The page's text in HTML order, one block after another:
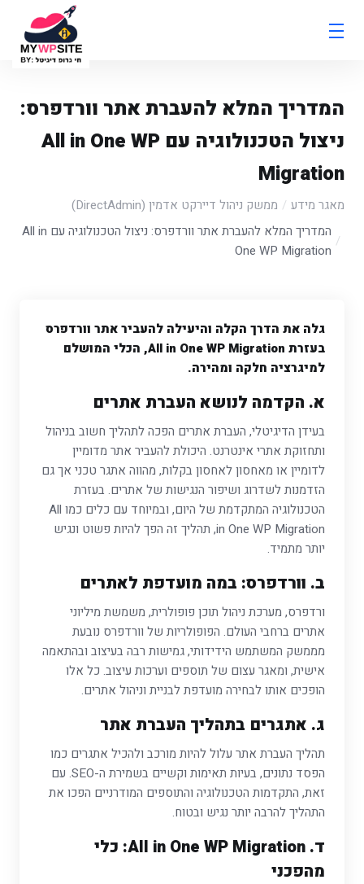
המדריך המלא להעברת אתר וורדפרס:
ניצול הטכנולוגיה עם All in One WP
Migration
מאגר מידע
ממשק ניהול דיירקט אדמין (DirectAdmin)
המדריך המלא להעברת אתר וורדפרס: ניצול הטכנולוגיה עם All in
One WP Migration
גלה את הדרך הקלה והיעילה להעביר אתר וורדפרס
בעזרת All in One WP Migration, הכלי המושלם
למיגרציה חלקה ומהירה.
א. הקדמה לנושא העברת אתרים
בעידן הדיגיטלי, העברת אתרים הפכה לתהליך חשוב בניהול
ותחזוקת אתרי אינטרנט. היכולת להעביר אתר מדומיין
לדומיין או מאחסון לאחסון בקלות, מהווה אתגר טכני אך גם
הזדמנות לשדרוג ושיפור הנגישות של אתרים. בעזרת
הטכנולוגיה המתקדמת של היום, ובמיוחד עם כלים כמו All
in One WP Migration, תהליך זה הפך להיות פשוט ונגיש
יותר מתמיד.
ב. וורדפרס: במה מועדפת לאתרים
ורדפרס, מערכת ניהול תוכן פופולרית, משמשת מיליוני
אתרים ברחבי העולם. הפופולריות של וורדפרס נובעת
מממשק המשתמש הידידותי, גמישות רבה בעיצוב ובהתאמה
אישית, ומאגר עצום של תוספים וערכות עיצוב. כל אלו
הופכים אותו לבחירה מועדפת לבניית וניהול אתרים.
ג. אתגרים בתהליך העברת אתר
תהליך העברת אתר עלול להיות מורכב ולהכיל אתגרים כמו
הפסד נתונים, בעיות תאימות וקשיים בשמירת ה-SEO. עם
זאת, התקדמות הטכנולוגיה והתוספים המודרניים הפכו את
התהליך להרבה יותר נגיש ובטוח.
ד. All in One WP Migration: כלי
מהפכני